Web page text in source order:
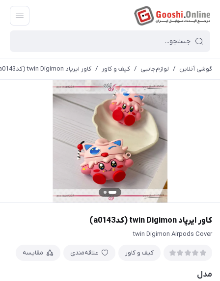
گوشی آنلاین / لوازم‌جانبی / کیف و کاور / کاور ایرپاد twin Digimon (کدa0143)
کاور ایرپاد twin Digimon (کدa0143)
twin Digimon Airpods Cover
کیف و کاور علاقه‌مندی مقایسه
مدل